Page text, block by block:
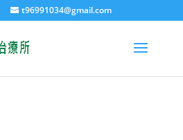
t96991034@gmail.com